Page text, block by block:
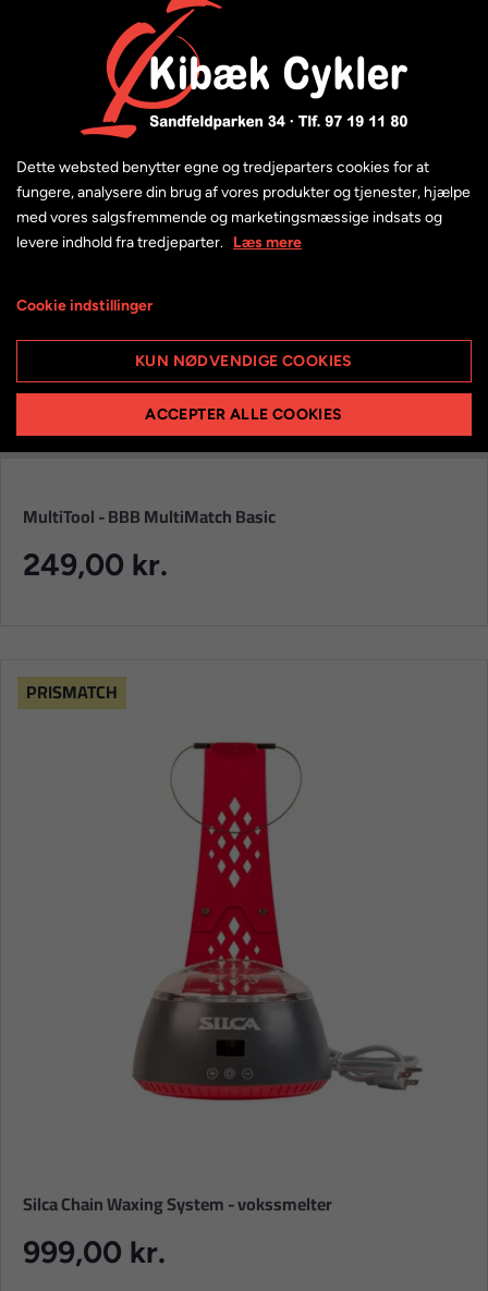
MultiTool - BBB MultiMatch Basic
249,00 kr.
PRISMATCH
Silca Chain Waxing System - vokssmelter
999,00 kr.
Dette websted benytter egne og tredjeparters cookies for at
fungere, analysere din brug af vores produkter og tjenester, hjælpe
med vores salgsfremmende og marketingsmæssige indsats og
levere indhold fra tredjeparter. Læs mere
Cookie indstillinger
KUN NØDVENDIGE COOKIES
ACCEPTER ALLE COOKIES